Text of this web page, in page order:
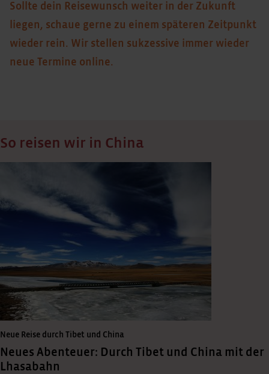
Sollte dein Reisewunsch weiter in der Zukunft
liegen, schaue gerne zu einem späteren Zeitpunkt
wieder rein. Wir stellen sukzessive immer wieder
neue Termine online.
So reisen wir in China
Neue Reise durch Tibet und China
Neues Abenteuer: Durch Tibet und China mit der
Lhasabahn